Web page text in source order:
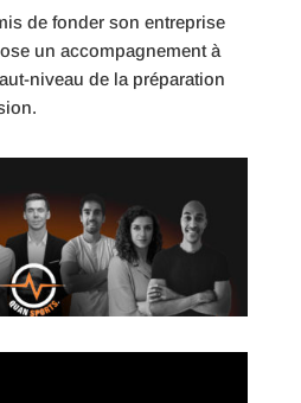
de fonder son entreprise
un accompagnement à
niveau de la préparation